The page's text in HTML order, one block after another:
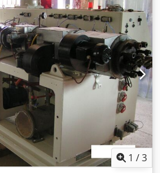
dodatne opreme. Dksdpfxozr N
je organizirati utovar,
dostavu itd. Za sva pitanja,
1 /3